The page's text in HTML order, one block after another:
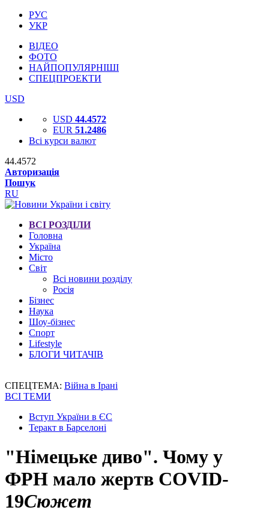
РУС
УКР
ВІДЕО
ФОТО
НАЙПОПУЛЯРНІШІ
СПЕЦПРОЕКТИ
USD
USD 44.4572
EUR 51.2486
Всі курси валют
44.4572
Авторизація
Пошук
RU
ВСІ РОЗДІЛИ
Головна
Україна
Місто
Світ
Всі новини розділу
Росія
Бізнес
Наука
Шоу-бізнес
Спорт
Lifestyle
БЛОГИ ЧИТАЧІВ
СПЕЦТЕМА: Війна в Ірані
ВСІ ТЕМИ
Вступ України в ЄС
Теракт в Барселоні
"Німецьке диво". Чому у
ФРН мало жертв COVID-
19Сюжет